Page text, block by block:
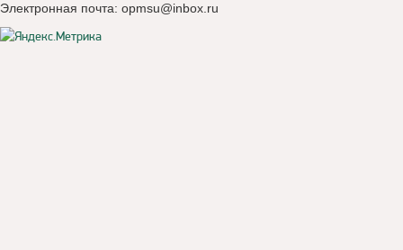
Электронная почта: opmsu@inbox.ru